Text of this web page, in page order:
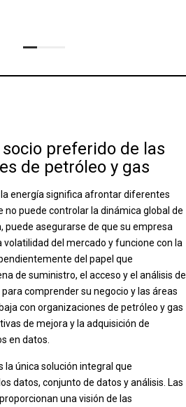
preferido de las
de petróleo y gas
la energía significa afrontar diferentes
no puede controlar la dinámica global de
puede asegurarse de que su empresa
volatilidad del mercado y funcione con la
del papel que
de suministro, el acceso y el análisis de
comprender su negocio y las áreas
con organizaciones de petróleo y gas
de mejora y la adquisición de
en datos.
la única solución integral que
datos, conjunto de datos y análisis. Las
una visión de las